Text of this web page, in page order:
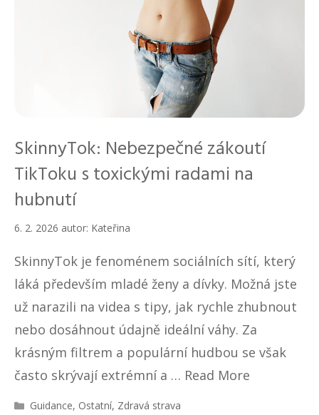
SkinnyTok: Nebezpečné zákoutí
TikToku s toxickými radami na
hubnutí
6. 2. 2026 autor: Kateřina
SkinnyTok je fenoménem sociálních sítí, který
láká především mladé ženy a dívky. Možná jste
už narazili na videa s tipy, jak rychle zhubnout
nebo dosáhnout údajně ideální váhy. Za
krásným filtrem a populární hudbou se však
často skrývají extrémní a … Read More
R
Guidance, Ostatní, Zdravá strava